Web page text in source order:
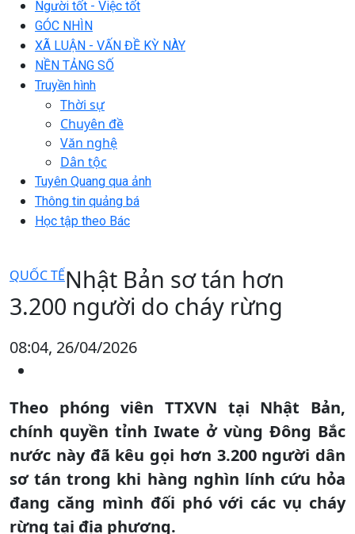
Người tốt - Việc tốt
GÓC NHÌN
XÃ LUẬN - VẤN ĐỀ KỲ NÀY
NỀN TẢNG SỐ
Truyền hình
Thời sự
Chuyên đề
Văn nghệ
Dân tộc
Tuyên Quang qua ảnh
Thông tin quảng bá
Học tập theo Bác
QUỐC TẾNhật Bản sơ tán hơn
3.200 người do cháy rừng
08:04, 26/04/2026
Theo phóng viên TTXVN tại Nhật Bản,
chính quyền tỉnh Iwate ở vùng Đông Bắc
nước này đã kêu gọi hơn 3.200 người dân
sơ tán trong khi hàng nghìn lính cứu hỏa
đang căng mình đối phó với các vụ cháy
rừng tại địa phương.